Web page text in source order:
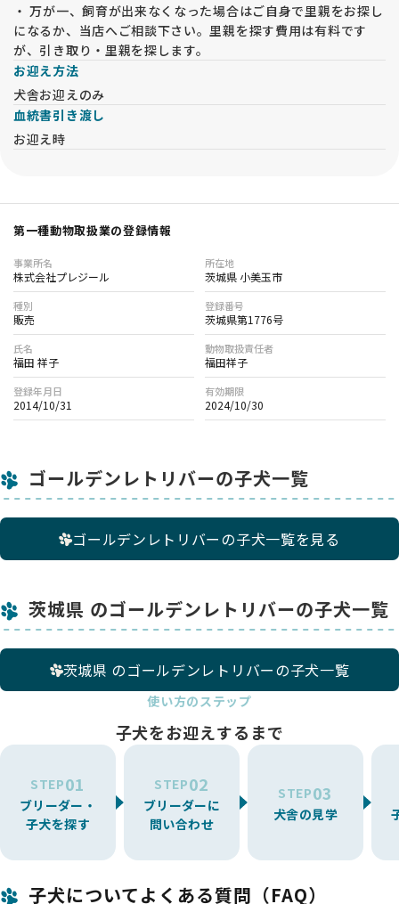
★★★ 6か月の生命保証 ★★★
お引渡しから6か月間に病気で死亡してしまった場合、子犬代
金の全額を返金致します。
現状では健康に見える子犬でも成長と共に疾患が現れる場合が
あります。福田ブリーダーでは生命保証を長期間に設定し、お
客様に安心してお迎え頂けるようにしております。
ら人からの愛情も与えて明るくてフレンドリーな性格に育てお
客様・ご家族にお譲りできるよう心がけています。
子犬ちゃんと飼い主様がレトリバーライフを楽しんで頂けるよ
う生涯にわたりサポートしていきます。
両親犬は股関節形成不全検査、ＰＲＡ遺伝子検査、ＥＩＣ遺伝
子検査、ブルセラ症抗体検査、狂犬病予防接種、混合ワクチン
接種、フィラリア予防薬、検便を定期的に受けて、安心・安全
な繁殖を心がけています。
また、母体の健康を考え生涯出産は6回まで、５才以降の出産
はしません。（４才中引退）
・ 万が一、飼育が出来なくなった場合はご自身で里親をお探し
になるか、当店へご相談下さい。里親を探す費用は有料です
が、引き取り・里親を探します。
お迎え方法
犬舎お迎えのみ
血統書引き渡し
お迎え時
第一種動物取扱業の登録情報
事業所名
株式会社プレジール
所在地
茨城県 小美玉市
種別
販売
登録番号
茨城県第1776号
氏名
福田 祥子
動物取扱責任者
福田祥子
登録年月日
2014/10/31
有効期限
2024/10/30
ゴールデンレトリバーの子犬一覧
ゴールデンレトリバーの子犬一覧を見る
茨城県 のゴールデンレトリバーの子犬一覧
茨城県 のゴールデンレトリバーの子犬一覧
使い方のステップ
子犬をお迎えするまで
STEP01
ブリーダー・
子犬を探す
STEP02
ブリーダーに
問い合わせ
STEP03
犬舎の見学
子犬についてよくある質問（FAQ）